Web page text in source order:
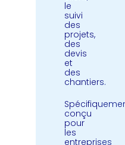
le
suivi
des
projets,
des
devis
et
des
chantiers.
conçu
pour
les
entreprises